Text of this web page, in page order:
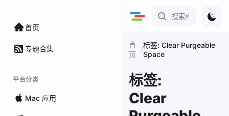
首页
专题合集
平台分类
Mac 应用
首
页
/标签: Clear Purgeable
Space
标签:
Clear